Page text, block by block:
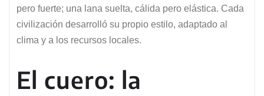
pero fuerte; una lana suelta, cálida pero elástica. Cada
civilización desarrolló su propio estilo, adaptado al
clima y a los recursos locales.
El cuero: la